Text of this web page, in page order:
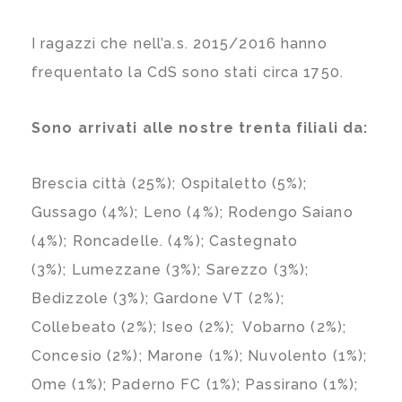
I ragazzi che nell’a.s. 2015/2016 hanno
frequentato la CdS sono stati circa 1750.
Sono arrivati alle nostre trenta filiali da:
Brescia città (25%); Ospitaletto (5%);
Gussago (4%); Leno (4%); Rodengo Saiano
(4%); Roncadelle. (4%); Castegnato
(3%); Lumezzane (3%); Sarezzo (3%);
Bedizzole (3%); Gardone VT (2%);
Collebeato (2%); Iseo (2%); Vobarno (2%);
Concesio (2%); Marone (1%); Nuvolento (1%);
Ome (1%); Paderno FC (1%); Passirano (1%);